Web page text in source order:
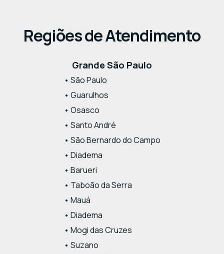
Regiões de Atendimento
Grande São Paulo
• São Paulo
• Guarulhos
• Osasco
• Santo André
• São Bernardo do Campo
• Diadema
• Barueri
• Taboão da Serra
• Mauá
• Diadema
• Mogi das Cruzes
• Suzano